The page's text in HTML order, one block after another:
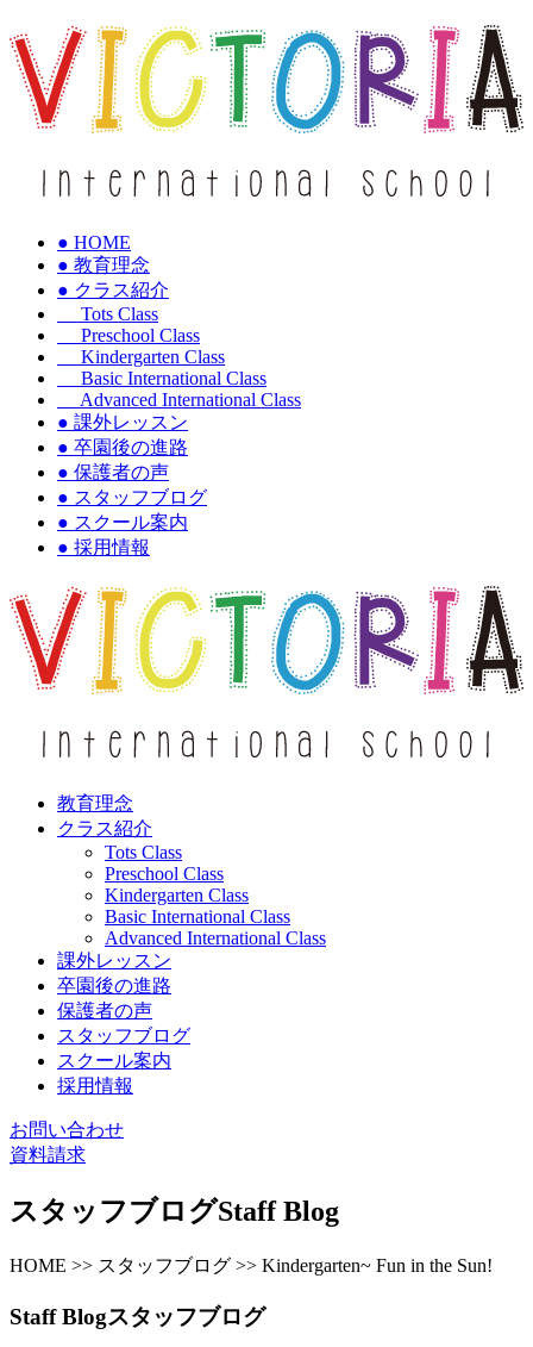
● HOME
● 教育理念
● クラス紹介
Tots Class
Preschool Class
Kindergarten Class
Basic International Class
Advanced International Class
● 課外レッスン
● 卒園後の進路
● 保護者の声
● スタッフブログ
● スクール案内
● 採用情報
教育理念
クラス紹介
Tots Class
Preschool Class
Kindergarten Class
Basic International Class
Advanced International Class
課外レッスン
卒園後の進路
保護者の声
スタッフブログ
スクール案内
採用情報
お問い合わせ
資料請求
スタッフブログStaff Blog
HOME >> スタッフブログ >> Kindergarten~ Fun in the Sun!
Staff Blogスタッフブログ